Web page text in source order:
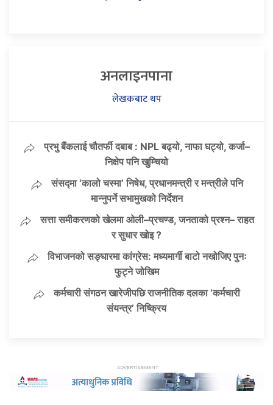
अनलाइनपाना
लेखकबाट थप
प्रभु बैंकलाई चौतर्फी दबाब : NPL बढ्यो, नाफा घट्यो, कर्जा–
निक्षेप पनि खुम्चियो
संसद्मा ‘कालो चस्मा’ निषेध, प्रधानमन्त्री र मन्त्रीले पनि
मान्नुपर्ने सभामुखको निर्देशन
सत्ता समीकरणको खेलमा ओली–प्रचण्ड, जनताको प्रश्न– राहत
र सुधार खोइ ?
विभाजनको सङ्घारमा कांग्रेस: मध्यमार्गी बाटो नखोजिए पुनः
फुट्ने जोखिम
कर्मचारी संगठन खारेजीपछि राजनीतिक दलका ‘कर्मचारी
संयन्त्र’ निष्क्रिय